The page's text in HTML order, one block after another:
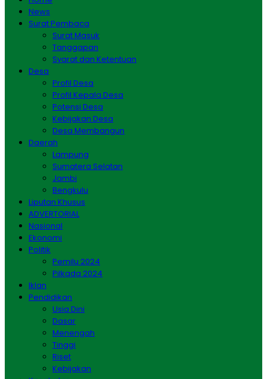
News
Surat Pembaca
Surat Masuk
Tanggapan
Syarat dan Ketentuan
Desa
Profil Desa
Profil Kepala Desa
Potensi Desa
Kebijakan Desa
Desa Membangun
Daerah
Lampung
Sumatera Selatan
Jambi
Bengkulu
Liputan Khusus
ADVERTORIAL
Nasional
Ekonomi
Politik
Pemilu 2024
Pilkada 2024
Iklan
Pendidikan
Usia Dini
Dasar
Menengah
Tinggi
Riset
Kebijakan